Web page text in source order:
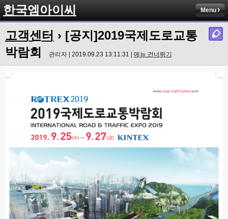
한국엠아이씨 Menu
고객센터 › [공지]2019국제도로교통
박람회
관리자 | 2019.09.23 13:11:31 | 메뉴 건너뛰기